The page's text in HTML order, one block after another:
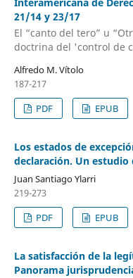
21/14 y 23/17
El “canto del tero” u
doctrina del 'control de
Alfredo M. Vítolo
187-217
PDF
EPUB
Los estados de
declaración. Un estudio
Juan Santiago Ylarri
219-273
PDF
EPUB
La satisfacción de la
Panorama